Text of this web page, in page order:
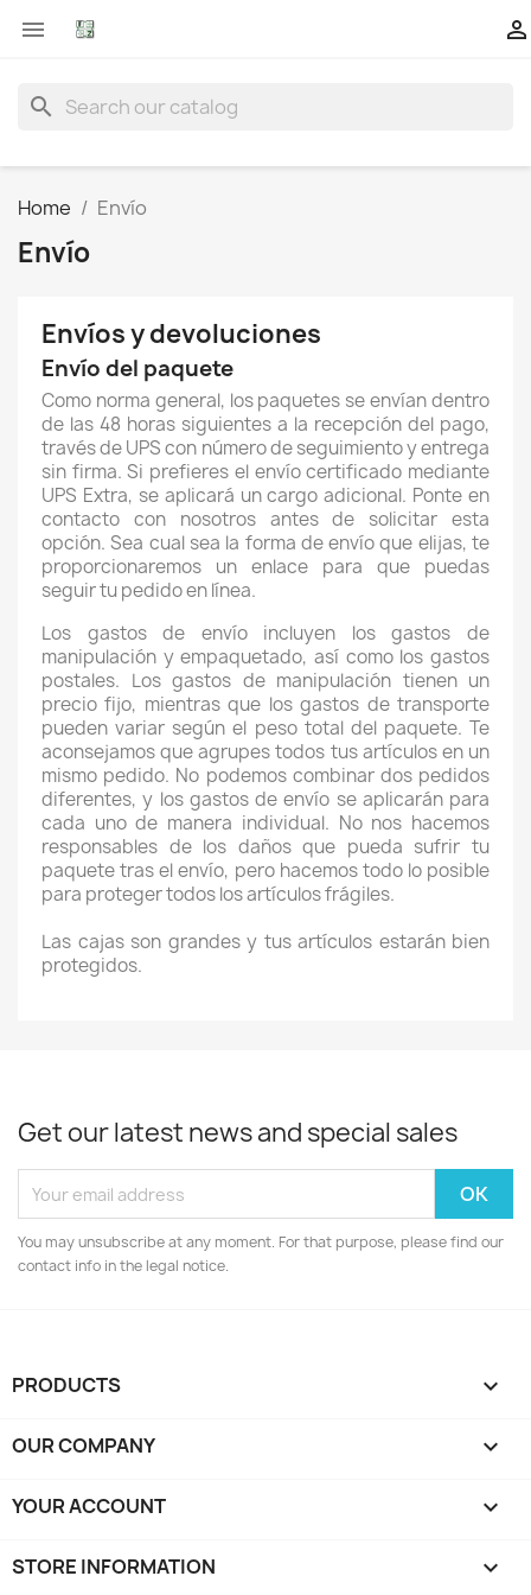
 
search
Home Envío
Envío
Envíos y devoluciones
Envío del paquete
Como norma general, los paquetes se envían dentro
de las 48 horas siguientes a la recepción del pago,
través de UPS con número de seguimiento y entrega
sin firma. Si prefieres el envío certificado mediante
UPS Extra, se aplicará un cargo adicional. Ponte en
contacto con nosotros antes de solicitar esta
opción. Sea cual sea la forma de envío que elijas, te
proporcionaremos un enlace para que puedas
seguir tu pedido en línea.
Los gastos de envío incluyen los gastos de
manipulación y empaquetado, así como los gastos
postales. Los gastos de manipulación tienen un
precio fijo, mientras que los gastos de transporte
pueden variar según el peso total del paquete. Te
aconsejamos que agrupes todos tus artículos en un
mismo pedido. No podemos combinar dos pedidos
diferentes, y los gastos de envío se aplicarán para
cada uno de manera individual. No nos hacemos
responsables de los daños que pueda sufrir tu
paquete tras el envío, pero hacemos todo lo posible
para proteger todos los artículos frágiles.
Las cajas son grandes y tus artículos estarán bien
protegidos.
Get our latest news and special sales
You may unsubscribe at any moment. For that purpose, please find our
contact info in the legal notice.
PRODUCTS 
OUR COMPANY 
YOUR ACCOUNT 
STORE INFORMATION keyboard_arrow_down